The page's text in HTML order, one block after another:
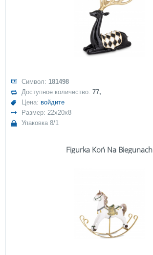
Символ: 181498
Доступное количество:77,
Цена: войдите
Размер: 22x20x8
Упаковка 8/1
Figurka Koń Na Biegunach